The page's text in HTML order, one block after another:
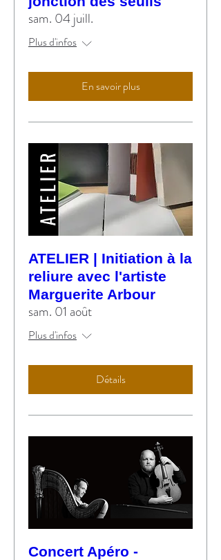
sam. 04 juill.
Plus d'infos
En savoir plus
ATELIER | Initiation à la
reliure avec l'artiste
Marguerite Arbour
sam. 01 août
Plus d'infos
Détails
Concert Apéro -